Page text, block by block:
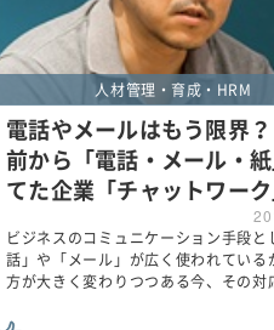
人材管理・育成・HRM
電話やメールはもう限界
前から「電話・メール・
てた企業「チャットワー
ビジネスのコミュニケーション手段と
話」や「メール」が広く使われている
方が大きく変わりつつある今、その